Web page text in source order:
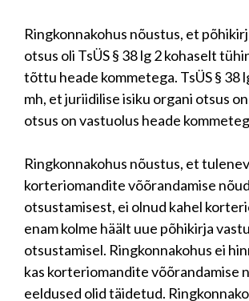
Ringkonnakohus nõustus, et
otsus oli TsÜS § 38 lg 2 kohaselt
tõttu heade kommetega. TsÜS § 38
mh, et juriidilise isiku organi otsus
otsus on vastuolus heade
Ringkonnakohus nõustus, et
korteriomandite võõrandamise
otsustamisest, ei olnud kahel
enam kolme häält uue põhikirja
otsustamisel. Ringkonnakohus ei
kas korteriomandite võõrandamise
eeldused olid täidetud.